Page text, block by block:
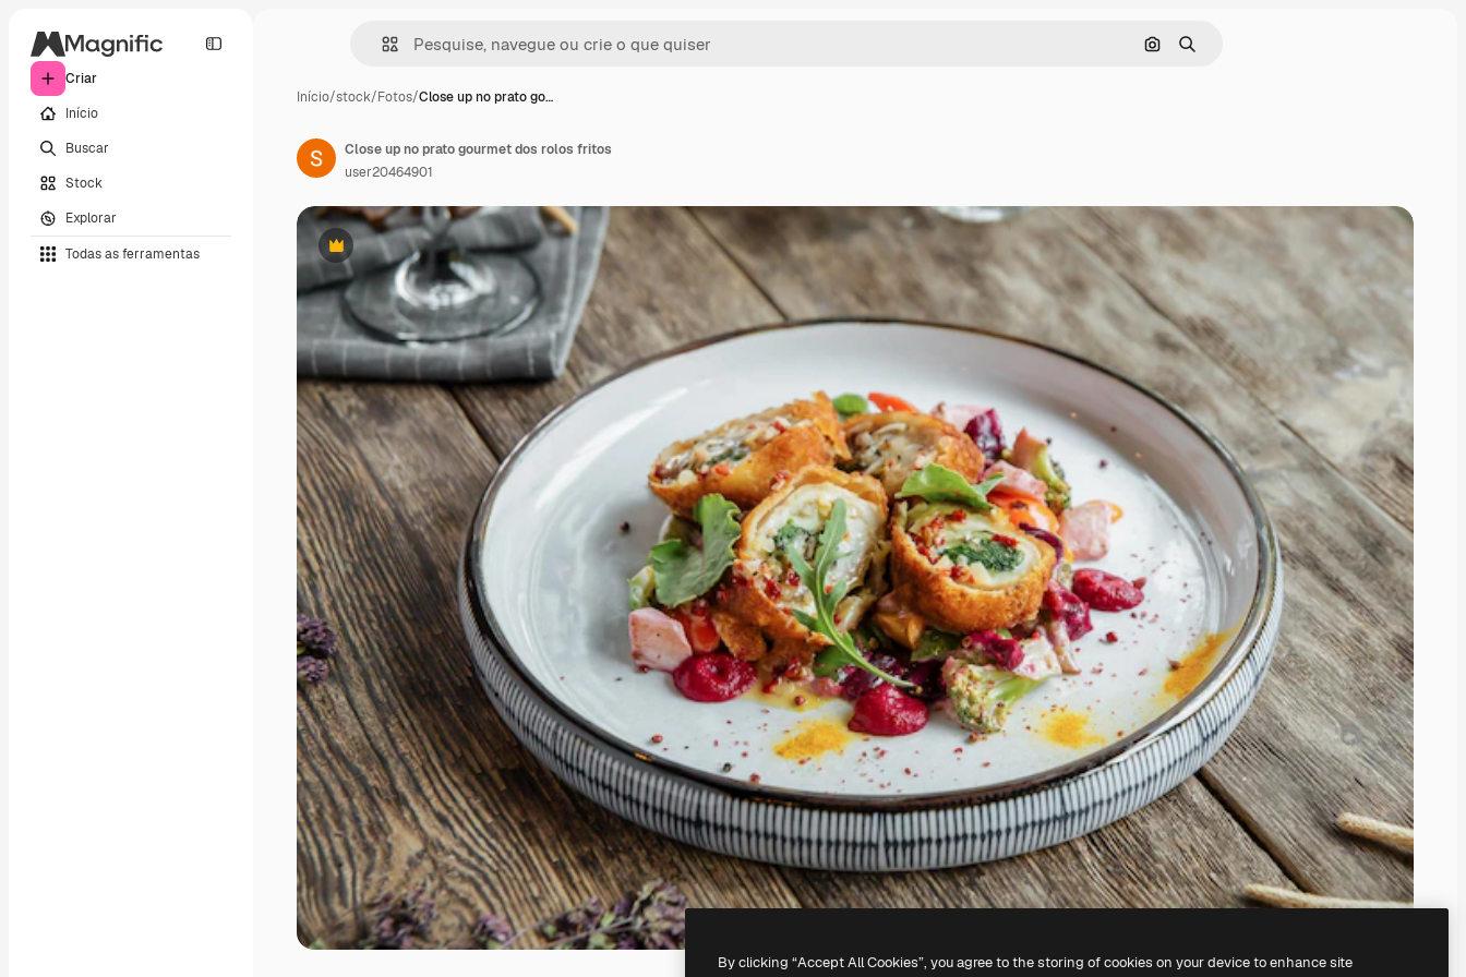
Criar
Início
Buscar
Stock
Explorar
Todas as ferramentas
Pesquisar por imagem
Buscar
Início/stock/Fotos/Close up no prato go…
Premium
Close up no prato gourmet dos rolos fritos
user20464901
By clicking “Accept All Cookies”, you agree to the storing of cookies on your device to enhance site